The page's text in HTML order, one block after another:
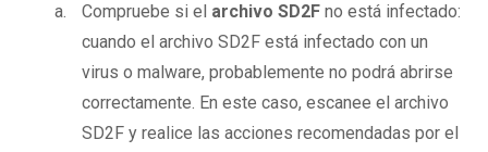
Compruebe si el archivo SD2F no está infectado:
cuando el archivo SD2F está infectado con un
virus o malware, probablemente no podrá abrirse
correctamente. En este caso, escanee el archivo
SD2F y realice las acciones recomendadas por el